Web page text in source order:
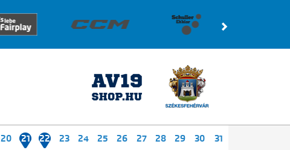
20 21 22 23 24 25 26 27 28 29 30 31